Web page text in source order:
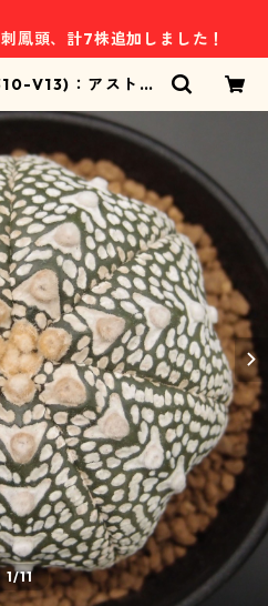
鳳頭、計7株追加しました！
V13)：アストロ
1/11